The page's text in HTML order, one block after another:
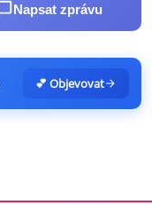
Napsat zprávu
💕 Objevovat